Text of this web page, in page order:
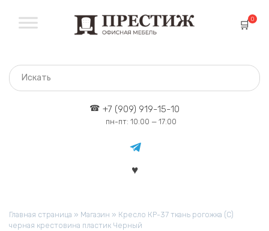
содержанию
0
+7 (909) 919-15-10
пн-пт: 10:00 — 17:00
Главная страница » Магазин » Кресло КР-37 ткань рогожка (С)
черная крестовина пластик Черный